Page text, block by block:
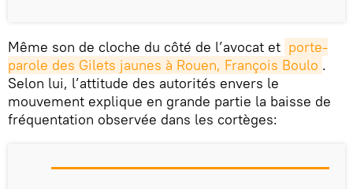
Même son de cloche du côté de l’avocat et porte-
parole des Gilets jaunes à Rouen, François Boulo .
Selon lui, l’attitude des autorités envers le
mouvement explique en grande partie la baisse de
fréquentation observée dans les cortèges: